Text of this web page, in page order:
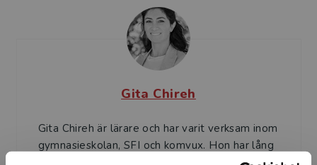
Gita Chireh
Gita Chireh är lärare och har varit verksam inom
gymnasieskolan, SFI och komvux. Hon har lång
erfarenhet av distansundervisning och blended